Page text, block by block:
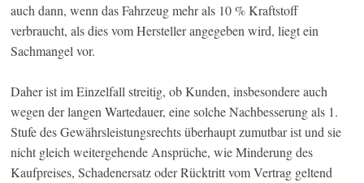
auch dann, wenn das Fahrzeug mehr als 10 % Kraftstoff
verbraucht, als dies vom Hersteller angegeben wird, liegt ein
Sachmangel vor.
Daher ist im Einzelfall streitig, ob Kunden, insbesondere auch
wegen der langen Wartedauer, eine solche Nachbesserung als 1.
Stufe des Gewährsleistungsrechts überhaupt zumutbar ist und sie
nicht gleich weitergehende Ansprüche, wie Minderung des
Kaufpreises, Schadenersatz oder Rücktritt vom Vertrag geltend